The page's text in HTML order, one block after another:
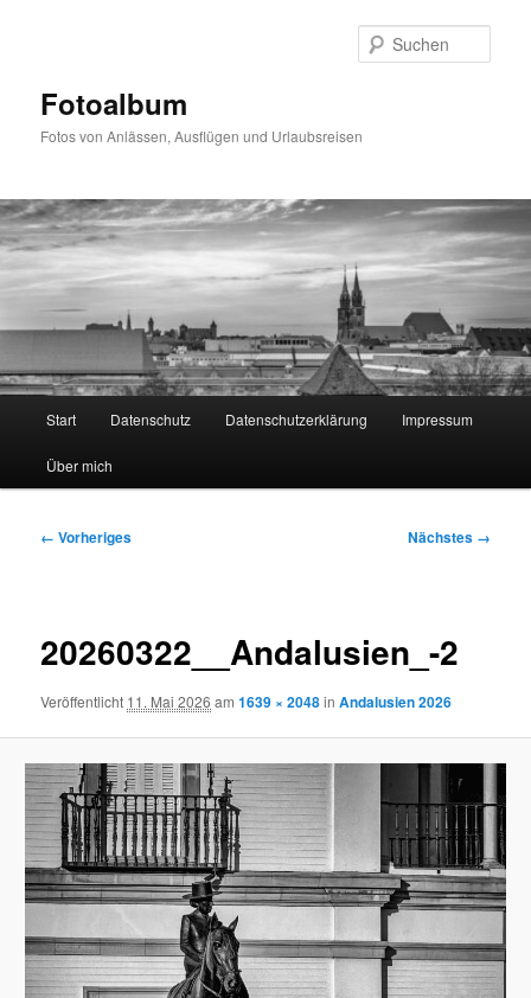
Fotoalbum
Fotos von Anlässen, Ausflügen und Urlaubsreisen
Start Datenschutz Datenschutzerklärung Impressum
Über mich
Bilder-
← Vorheriges Nächstes →
20260322__Andalusien_-2
Veröffentlicht 11. Mai 2026 am1639 × 2048inAndalusien 2026